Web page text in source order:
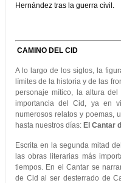
Hernández tras la guerra civil.
CAMINO DEL CID
A lo largo de los siglos, la
límites de la historia y de las
personaje mítico, la altura
importancia del Cid, ya en
numerosos relatos y poemas,
hasta nuestros días: El Cantar
Escrita en la segunda mitad
las obras literarias más
tiempos. En el Cantar se
de Cid al ser desterrado de